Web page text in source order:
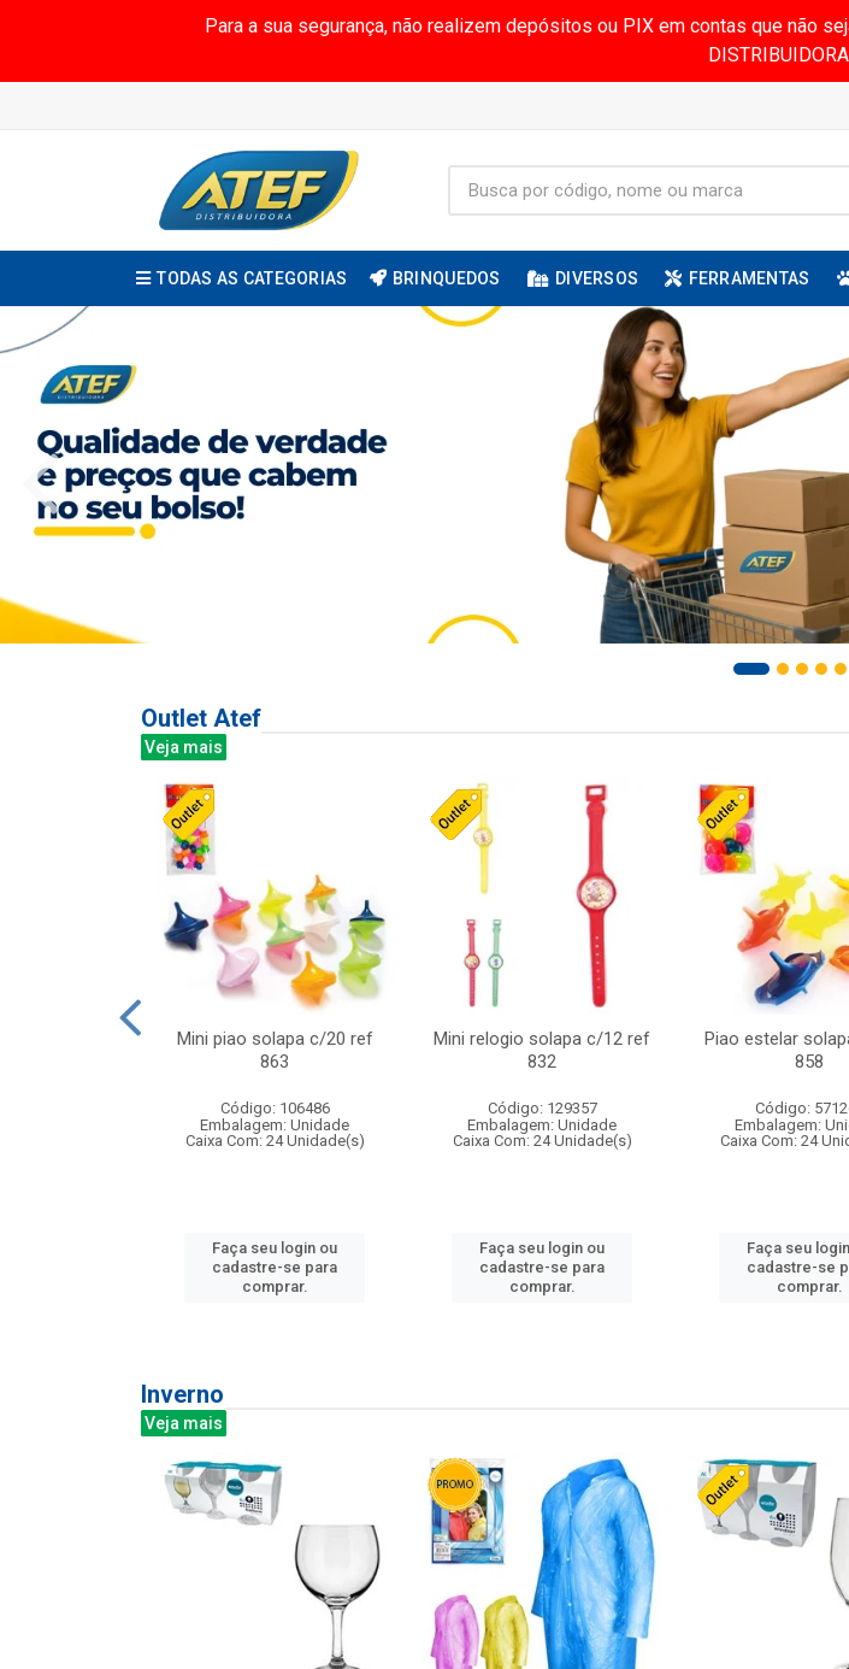
Para a sua segurança, não realizem depósitos ou PIX em contas que não
TODAS AS CATEGORIAS BRINQUEDOS DIVERSOS FERRAMENTAS
Outlet Atef
Veja mais
Mini piao solapa c/20 ref
863
Código: 106486
Embalagem: Unidade
Caixa Com: 24 Unidade(s)
Faça seu login ou
cadastre-se para
comprar.
Mini relogio solapa c/12 ref
832
Código: 129357
Embalagem: Unidade
Caixa Com: 24 Unidade(s)
Faça seu login ou
cadastre-se para
comprar.
Piao estelar
858
Código:
Embalagem:
Caixa Com: 24
Faça seu
cadastre-se
comprar.
Inverno
Veja mais